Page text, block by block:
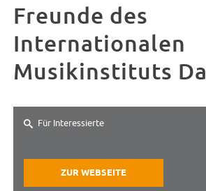
Freunde des
Internationalen
Musikinstituts
Für Interessierte
ZUR WEBSEITE